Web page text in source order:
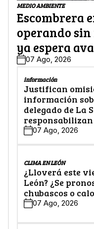
MEDIO AMBIENTE
Escombrera
operando
ya espera
07 Ago, 2026
información
Justifican
información
delegado de La
07 Ago, 2026
CLIMA EN LEÓN
¿Lloverá este
León? ¿Se
chubascos o
07 Ago, 2026